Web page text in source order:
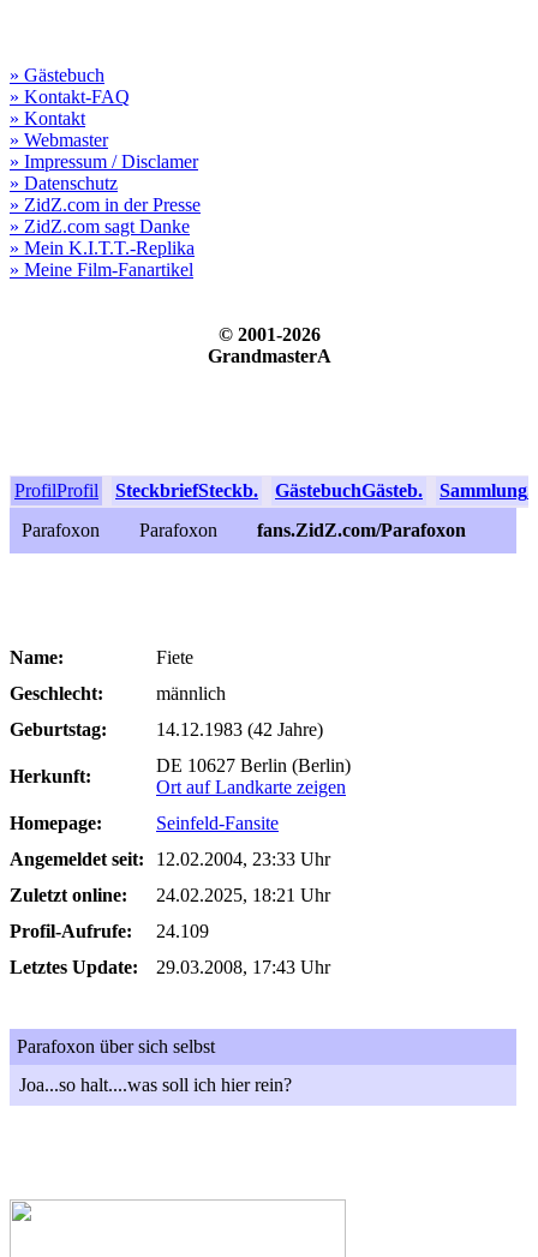
» Gästebuch
» Kontakt-FAQ
» Kontakt
» Webmaster
» Impressum / Disclamer
» Datenschutz
» ZidZ.com in der Presse
» ZidZ.com sagt Danke
» Mein K.I.T.T.-Replika
» Meine Film-Fanartikel
© 2001-2026
GrandmasterA
ProfilProfil SteckbriefSteckb. GästebuchGästeb. Sammlung
Parafoxon
Parafoxon fans.ZidZ.com/Parafoxon
Name:
Fiete
Geschlecht:
männlich
Geburtstag:
14.12.1983 (42 Jahre)
Herkunft:
DE 10627 Berlin (Berlin)
Ort auf Landkarte zeigen
Homepage:
Seinfeld-Fansite
Angemeldet seit:
12.02.2004, 23:33 Uhr
Zuletzt online:
24.02.2025, 18:21 Uhr
Profil-Aufrufe:
24.109
Letztes Update:
29.03.2008, 17:43 Uhr
Parafoxon über sich selbst
Joa...so halt....was soll ich hier rein?